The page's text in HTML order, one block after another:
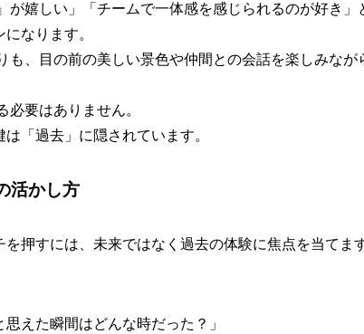
が嬉しい」「チームで一体感を感じられるのが好き
なります。
も、目の前の美しい景色や仲間との会話を楽しみな
要はありません。
「過去」に隠されています。
活かし方
押すには、未来ではなく過去の体験に焦点を当てます
えた瞬間はどんな時だった？」